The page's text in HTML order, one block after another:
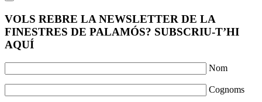
VOLS REBRE LA NEWSLETTER DE LA
FINESTRES DE PALAMÓS? SUBSCRIU-T’HI
AQUÍ
Nom
Cognoms